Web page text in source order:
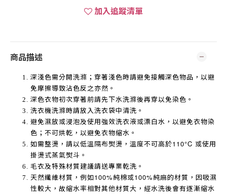
加入追蹤清單
商品描述
深淺色需分開洗滌；穿著淺色時請避免接觸深色物品，以避
免摩擦導致沾色反之亦然。
深色衣物初次穿著前請先下水洗滌後再穿以免染色。
洗衣機洗滌時請放入洗衣袋中清洗。
避免濕放或浸泡及使用強效洗衣液或漂白水，以避免衣物染
色；不可烘乾，以避免衣物縮水。
如需整燙，請以低溫隔布熨燙，溫度不可高於110°C 或使用
掛燙式蒸氣熨斗。
毛衣及特殊材質建議請送專業乾洗。
天然纖維材質，例如100%純棉或100%純麻的材質，因吸濕
性較大，故縮水率相對其他材質大，經水洗後會有逐漸縮水